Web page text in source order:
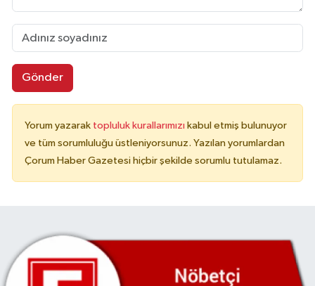
Gönder
Yorum yazarak topluluk kurallarımızı kabul etmiş bulunuyor
ve tüm sorumluluğu üstleniyorsunuz. Yazılan yorumlardan
Çorum Haber Gazetesi hiçbir şekilde sorumlu tutulamaz.